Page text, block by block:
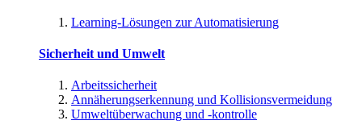
Learning-Lösungen zur Automatisierung
Sicherheit und Umwelt
Arbeitssicherheit
Annäherungserkennung und Kollisionsvermeidung
Umweltüberwachung und -kontrolle